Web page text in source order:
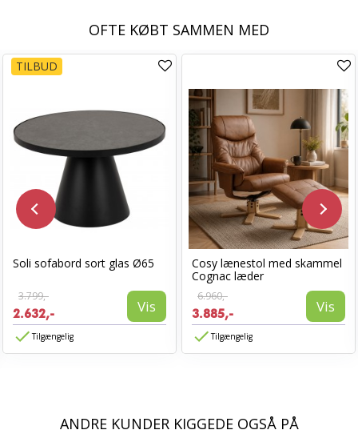
OFTE KØBT SAMMEN MED
TILBUD
Soli sofabord sort glas Ø65
3.799,-
2.632,- Vis
Tilgængelig
Cosy lænestol med skammel
Cognac læder
6.960,-
3.885,- Vis
Tilgængelig
ANDRE KUNDER KIGGEDE OGSÅ PÅ